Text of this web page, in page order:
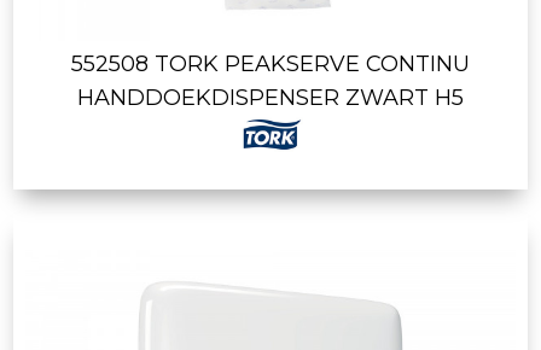
552508 TORK PEAKSERVE CONTINU
HANDDOEKDISPENSER ZWART H5